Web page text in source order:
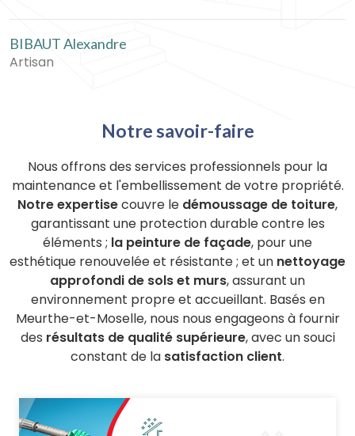
BIBAUT Alexandre
Artisan
Notre savoir-faire
Nous offrons des services professionnels pour la
maintenance et l'embellissement de votre propriété.
Notre expertisecouvre le démoussage de toiture,
garantissant une protection durable contre les
éléments ; la peinture de façade, pour une
esthétique renouvelée et résistante ; et un nettoyage
approfondi de sols et murs, assurant un
environnement propre et accueillant. Basés en
Meurthe-et-Moselle, nous nous engageons à fournir
des résultats de qualité supérieure, avec un souci
constant de la satisfaction client.